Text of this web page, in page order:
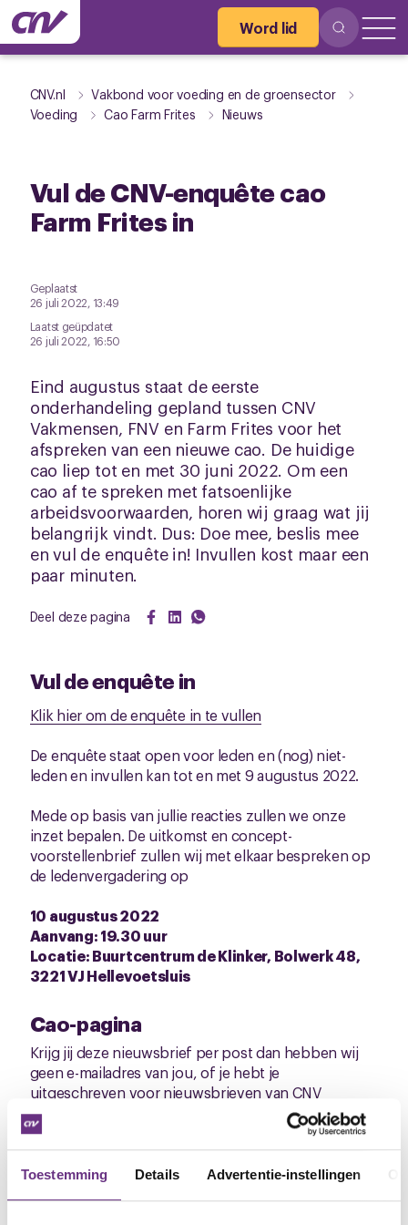
Toestemming Details Advertentie-instellingen
Word lid
CNV.nl
Vakbond voor voeding en de groensector
Voeding
Cao Farm Frites Nieuws
Vul de CNV-enquête cao
Farm Frites in
Geplaatst
26 juli 2022, 13:49
Laatst geüpdatet
26 juli 2022, 16:50
Eind augustus staat de eerste
onderhandeling gepland tussen CNV
Vakmensen, FNV en Farm Frites voor het
afspreken van een nieuwe cao. De huidige
cao liep tot en met 30 juni 2022. Om een
cao af te spreken met fatsoenlijke
arbeidsvoorwaarden, horen wij graag wat jij
belangrijk vindt. Dus: Doe mee, beslis mee
en vul de enquête in! Invullen kost maar een
paar minuten.
Deel deze pagina
Vul de enquête in
Klik hier om de enquête in te vullen
De enquête staat open voor leden en (nog) niet-
leden en invullen kan tot en met 9 augustus 2022.
Mede op basis van jullie reacties zullen we onze
inzet bepalen. De uitkomst en concept-
voorstellenbrief zullen wij met elkaar bespreken op
de ledenvergadering op
10 augustus 2022
Aanvang: 19.30 uur
Locatie: Buurtcentrum de Klinker, Bolwerk 48,
3221 VJ Hellevoetsluis
Cao-pagina
Krijg jij deze nieuwsbrief per post dan hebben wij
geen e-mailadres van jou, of je hebt je
uitgeschreven voor nieuwsbrieven van CNV
Vakmensen. Wij willen het liefst jou zo snel mogelijk
op de hoogte stellen van al het cao-nieuws. Kijk
daarom op “mijncnv” op onze site:
www.cnvvakmensen.nl
om dit te controleren of